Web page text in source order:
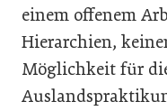
einem offenem
Hierarchien,
Möglichkeit für